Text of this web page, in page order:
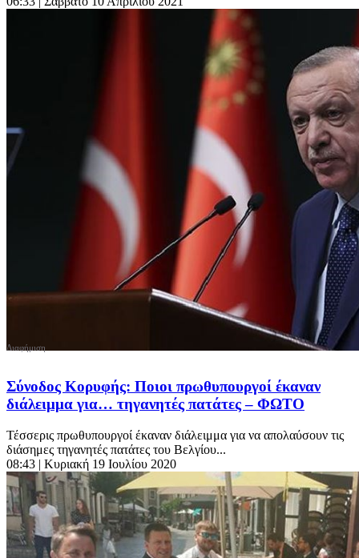
Σύνοδος Κορυφής: Ποιοι πρωθυπουργοί έκαναν
διάλειμμα για… τηγανητές πατάτες – ΦΩΤΟ
Τέσσερις πρωθυπουργοί έκαναν διάλειμμα για να απολαύσουν τις
διάσημες τηγανητές πατάτες του Βελγίου...
08:43 | Κυριακή 19 Ιουλίου 2020